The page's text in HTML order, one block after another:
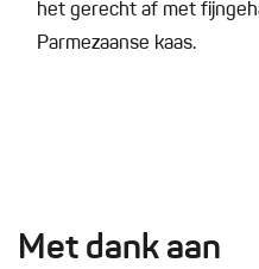
het gerecht af met
Parmezaanse kaas.
Met dank aan